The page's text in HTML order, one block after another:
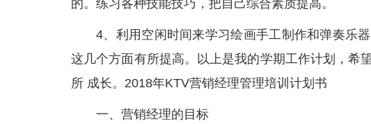
的。练习各种技能技巧，把自己综合素质提高。
4、利用空闲时间来学习绘画手工制作和弹奏乐
这几个方面有所提高。以上是我的学期工作计划，希
所 成长。2018年KTV营销经理管理培训计划书
一、营销经理的目标